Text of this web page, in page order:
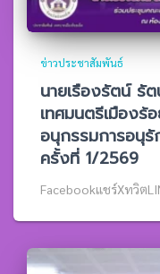
ข่าวประชาสัมพันธ์
นายเรืองรัตน์ รั
เทศมนตรีเมืองร้
อนุกรรมการอนุรั
ครั้งที่ 1/2569
Facebookแชร์Xทวิต